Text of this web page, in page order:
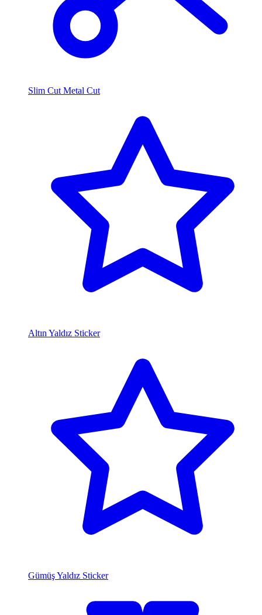
Slim Cut Metal Cut
Altın Yaldız Sticker
Gümüş Yaldız Sticker